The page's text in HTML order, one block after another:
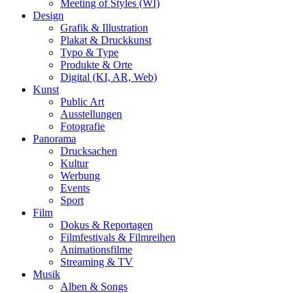
Meeting of Styles (WI)
Design
Grafik & Illustration
Plakat & Druckkunst
Typo & Type
Produkte & Orte
Digital (KI, AR, Web)
Kunst
Public Art
Ausstellungen
Fotografie
Panorama
Drucksachen
Kultur
Werbung
Events
Sport
Film
Dokus & Reportagen
Filmfestivals & Filmreihen
Animationsfilme
Streaming & TV
Musik
Alben & Songs